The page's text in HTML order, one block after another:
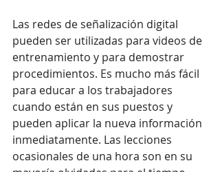
Las redes de señalización digital
pueden ser utilizadas para videos de
entrenamiento y para demostrar
procedimientos. Es mucho más fácil
para educar a los trabajadores
cuando están en sus puestos y
pueden aplicar la nueva información
inmediatamente. Las lecciones
ocasionales de una hora son en su